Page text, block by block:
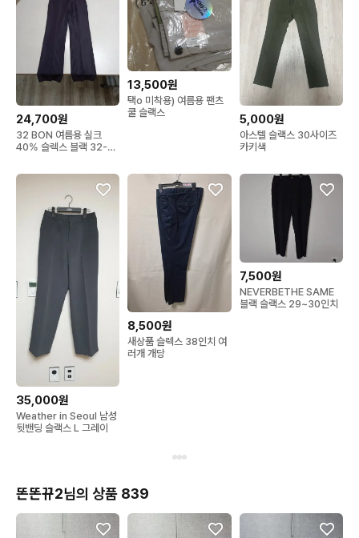
24,700원
32 BON 여름용 실크
40% 슬렉스 블랙 32-
13,500원
택o 미착용) 여름용 팬츠
쿨 슬랙스
5,000원
아스텔 슬랙스 30사이즈
카키색
35,000원
Weather in Seoul 남성
뒷밴딩 슬랙스 L 그레이
8,500원
새상품 슬렉스 38인치 여
러개 개당
7,500원
NEVERBETHE SAME
블랙 슬랙스 29~30인치
똔똔뀨2님의 상품 839